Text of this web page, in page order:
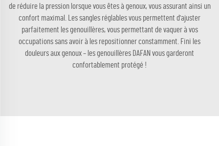
de réduire la pression lorsque vous êtes à genoux, vous assurant ainsi un
confort maximal. Les sangles réglables vous permettent d'ajuster
parfaitement les genouillères, vous permettant de vaquer à vos
occupations sans avoir à les repositionner constamment. Fini les
douleurs aux genoux – les genouillères DAFAN vous garderont
confortablement protégé !